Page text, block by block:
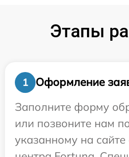
Этапы
1
Оформление
Заполните форму
или позвоните нам
указанному на сайте